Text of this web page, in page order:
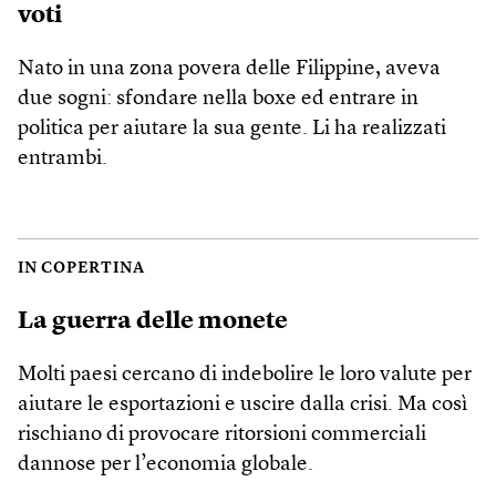
voti
Nato in una zona povera delle Filippine, aveva
due sogni: sfondare nella boxe ed entrare in
politica per aiutare la sua gente. Li ha realizzati
entrambi.
IN COPERTINA
La guerra delle monete
Molti paesi cercano di indebolire le loro valute per
aiutare le esportazioni e uscire dalla crisi. Ma così
rischiano di provocare ritorsioni commerciali
dannose per l’economia globale.